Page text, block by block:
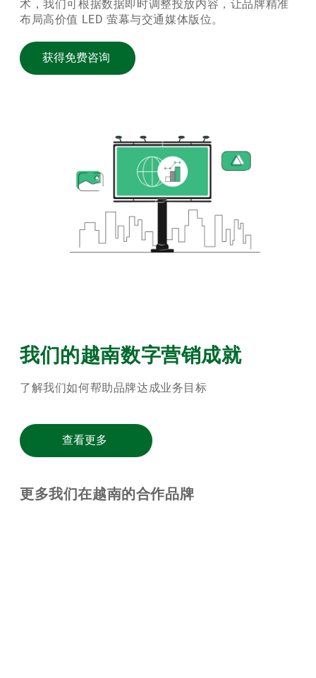
术，我们可根据数据即时调整投放内容，让品牌精准
布局高价值 LED 萤幕与交通媒体版位。
获得免费咨询
我们的越南数字营销成就
了解我们如何帮助品牌达成业务目标
查看更多
更多我们在越南的合作品牌